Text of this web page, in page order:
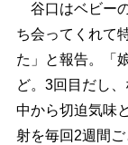
谷口はベビー
ち会ってくれて
た」と報告。「
ど。3回目だし
中から切迫気味
射を毎回2週間